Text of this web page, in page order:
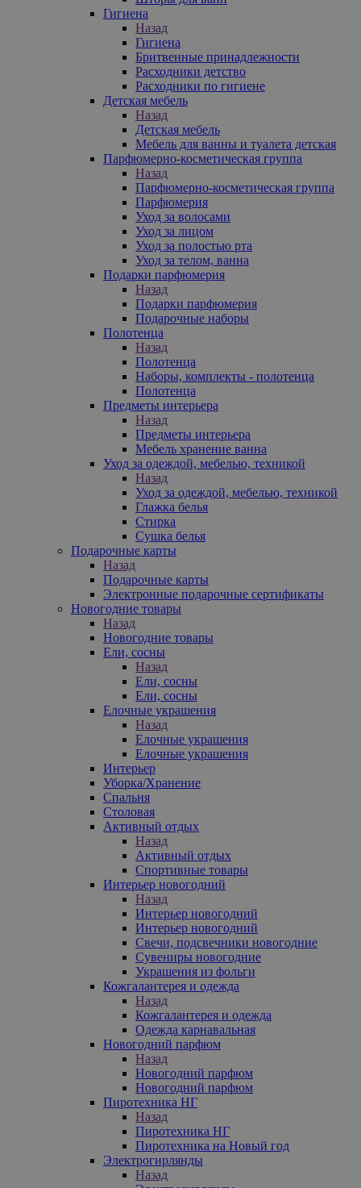
Гигиена
Назад
Гигиена
Бритвенные принадлежности
Расходники детство
Расходники по гигиене
Детская мебель
Назад
Детская мебель
Мебель для ванны и туалета детская
Парфюмерно-косметическая группа
Назад
Парфюмерно-косметическая группа
Парфюмерия
Уход за волосами
Уход за лицом
Уход за полостью рта
Уход за телом, ванна
Подарки парфюмерия
Назад
Подарки парфюмерия
Подарочные наборы
Полотенца
Назад
Полотенца
Наборы, комплекты - полотенца
Полотенца
Предметы интерьера
Назад
Предметы интерьера
Мебель хранение ванна
Уход за одеждой, мебелью, техникой
Назад
Уход за одеждой, мебелью, техникой
Глажка белья
Стирка
Сушка белья
Подарочные карты
Назад
Подарочные карты
Электронные подарочные сертификаты
Новогодние товары
Назад
Новогодние товары
Ели, сосны
Назад
Ели, сосны
Ели, сосны
Елочные украшения
Назад
Елочные украшения
Елочные украшения
Интерьер
Уборка/Хранение
Спальня
Столовая
Активный отдых
Назад
Активный отдых
Спортивные товары
Интерьер новогодний
Назад
Интерьер новогодний
Интерьер новогодний
Свечи, подсвечники новогодние
Сувениры новогодние
Украшения из фольги
Кожгалантерея и одежда
Назад
Кожгалантерея и одежда
Одежда карнавальная
Новогодний парфюм
Назад
Новогодний парфюм
Новогодний парфюм
Пиротехника НГ
Назад
Пиротехника НГ
Пиротехника на Новый год
Электрогирлянды
Назад